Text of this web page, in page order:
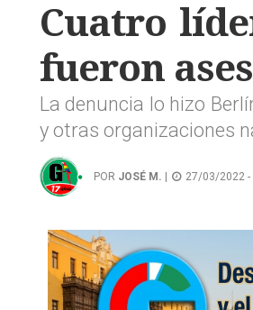
Cuatro
fueron
La denuncia lo hizo
y otras organizaciones
POR JOSÉ M. 27/03/2022 -